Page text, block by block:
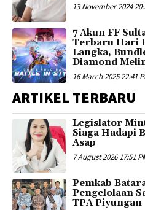
13 November 2024
7 Akun FF
Terbaru Hari
Langka,
Diamond
16 March 2025 22:41
ARTIKEL TERBARU
Legislator
Siaga Hadapi
Asap
7 August 2026 17:51
Pemkab
Pengelolaan
TPA Piyungan